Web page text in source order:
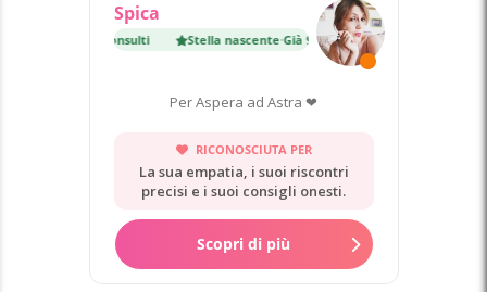
Spica
Già 9 400 consulti Stella nascente·Già 9 400 consulti
Per Aspera ad Astra ❤
RICONOSCIUTA PER
La sua empatia, i suoi riscontri
precisi e i suoi consigli onesti.
Scopri di più